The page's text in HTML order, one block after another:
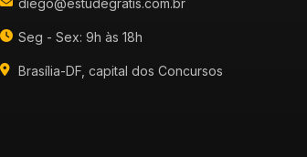
Seg - Sex: 9h às 18h
Brasília-DF, capital dos Concursos